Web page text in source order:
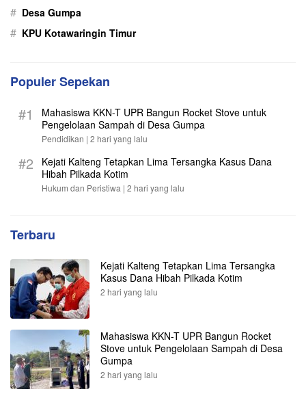
# Desa Gumpa
# KPU Kotawaringin Timur
Populer Sepekan
#1
Mahasiswa KKN-T UPR Bangun Rocket Stove untuk
Pengelolaan Sampah di Desa Gumpa
Pendidikan | 2 hari yang lalu
#2
Kejati Kalteng Tetapkan Lima Tersangka Kasus Dana
Hibah Pilkada Kotim
Hukum dan Peristiwa | 2 hari yang lalu
Terbaru
Kejati Kalteng Tetapkan Lima Tersangka
Kasus Dana Hibah Pilkada Kotim
2 hari yang lalu
Mahasiswa KKN-T UPR Bangun Rocket
Stove untuk Pengelolaan Sampah di Desa
Gumpa
2 hari yang lalu